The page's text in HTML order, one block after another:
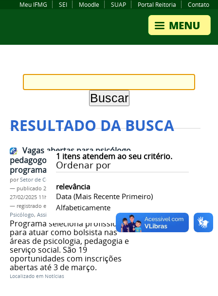
Meu IFMG SEI Moodle SUAP Portal Reitoria Contato
RESULTADO DA BUSCA
1 itens atendem ao seu critério.
Ordenar por
relevância
Data (mais Recente Primeiro)
Alfabeticamente
Vagas abertas para psicólogo,
pedagogo e assistente social no
programa #PartiuIF
porSetor de Comunicação
— publicado 25/02/2025—última modificação
27/02/2025 11h48
— registrado em:
PartiuIF,Vagas,Bolsista
Psicólogo, Assistente Social
Programa seleciona profissionais
para atuar como bolsista nas
áreas de psicologia, pedagogia e
serviço social. São 19
oportunidades com inscrições
abertas até 3 de março.
Localizado em Notícias